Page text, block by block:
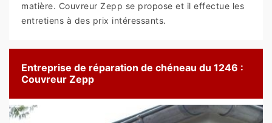
matière. Couvreur Zepp se propose et il effectue les
entretiens à des prix intéressants.
Entreprise de réparation de chéneau du 1246 :
Couvreur Zepp